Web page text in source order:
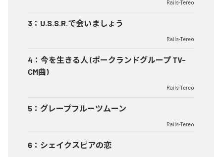
Rails-Tereo
3 ： U.S.S.R.で会いましょう
Rails-Tereo
4 ： 今を生きる人 (ポークランドグループ TV-
CM曲)
Rails-Tereo
5 ： グレープフルーツムーン
Rails-Tereo
6 ： シェイクスピアの恋